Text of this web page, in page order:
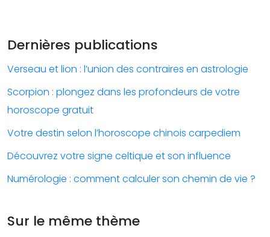
Dernières publications
Verseau et lion : l’union des contraires en astrologie
Scorpion : plongez dans les profondeurs de votre
horoscope gratuit
Votre destin selon l’horoscope chinois carpediem
Découvrez votre signe celtique et son influence
Numérologie : comment calculer son chemin de vie ?
Sur le même thème